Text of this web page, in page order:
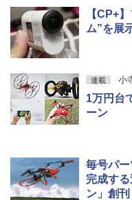
【CP+
ム”を展
連載 小
1万円台
ーン
毎号パ
完成す
ン」創刊